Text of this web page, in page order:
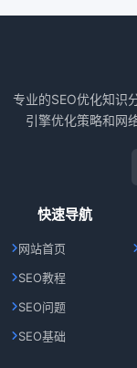
专业的SEO优化知识
引擎优化策略和网
快速导航
网站首页
SEO教程
SEO问题
SEO基础